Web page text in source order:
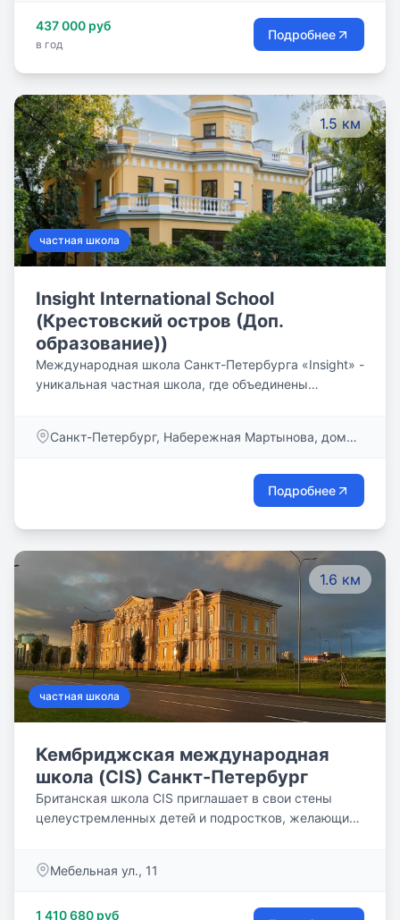
малочисленные классы, использование
современных педагогических методик,
образования, увлекательные экскурсионные
программы, подготовка к Кембриджским
экзаменам, индивидуальные образовательные
маршруты для старшеклассников и многое другое.
437 000 руб
в год
Подробнее
1.5 км
частная школа
Insight International School
(Крестовский остров (Доп.
образование))
Международная школа Санкт-Петербурга «Insight» -
уникальная частная школа, где объединены
отношение к каждому ребёнку.
Санкт-Петербург, Набережная Мартынова, дом
Подробнее
1.6 км
частная школа
Кембриджская международная
школа (CIS) Санкт-Петербург
Британская школа CIS приглашает в свои стены
целеустремленных детей и подростков, желающих
Мебельная ул., 11
1 410 680 руб